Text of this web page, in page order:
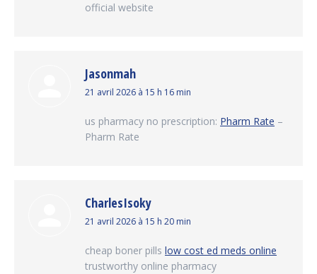
official website
Jasonmah
dit
21 avril 2026 à 15 h 16 min
us pharmacy no prescription: Pharm Rate –
Pharm Rate
CharlesIsoky
dit
21 avril 2026 à 15 h 20 min
cheap boner pills low cost ed meds online
trustworthy online pharmacy